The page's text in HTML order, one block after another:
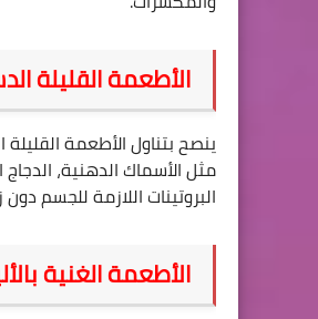
الأطعمة القليلة
ينصح بتناول الأطعمة
مثل الأسماك الدهنية، الدجاج
البروتينات اللازمة للجسم
الأطعمة الغنية